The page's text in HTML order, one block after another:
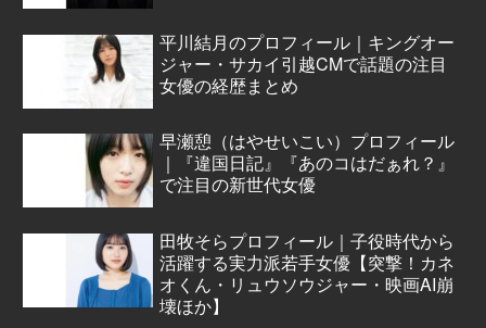
平川結月のプロフィール｜キングオー
ジャー・サカイ引越CMで話題の注目
女優の経歴まとめ
早瀬憩（はやせいこい）プロフィール
｜『違国日記』『あのコはだぁれ？』
で注目の新世代女優
田牧そらプロフィール｜子役時代から
活躍する実力派若手女優【突撃！カネ
オくん・リュウソウジャー・映画AI崩
壊ほか】